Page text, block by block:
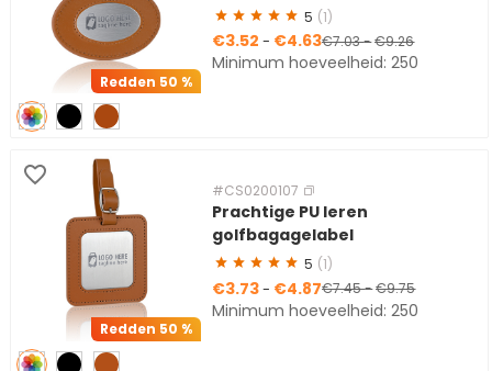
Redden 50 %
5 (1)
€3.52- €4.63€7.03-€9.26
Minimum hoeveelheid: 250
Redden 50 %
#CS0200107
Prachtige PU leren
golfbagagelabel
5 (1)
€3.73- €4.87€7.45-€9.75
Minimum hoeveelheid: 250